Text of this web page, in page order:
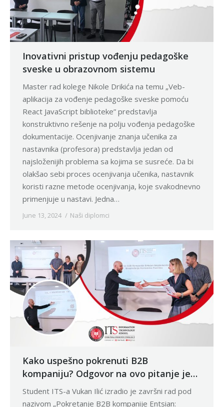
Inovativni pristup vođenju pedagoške
sveske u obrazovnom sistemu
Master rad kolege Nikole Drikića na temu „Veb-
aplikacija za vođenje pedagoške sveske pomoću
React JavaScript biblioteke” predstavlja
konstruktivno rešenje na polju vođenja pedagoške
dokumentacije. Ocenjivanje znanja učenika za
nastavnika (profesora) predstavlja jedan od
najsloženijih problema sa kojima se susreće. Da bi
olakšao sebi proces ocenjivanja učenika, nastavnik
koristi razne metode ocenjivanja, koje svakodnevno
primenjuje u nastavi. Jedna…
June 13, 2024 Naši diplomci
Kako uspešno pokrenuti B2B
kompaniju? Odgovor na ovo pitanje je
dao student ITS-a Vukan Ilić
Student ITS-a Vukan Ilić izradio je završni rad pod
nazivom „Pokretanje B2B kompanije Entsian: